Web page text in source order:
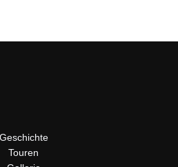
Geschichte
Touren